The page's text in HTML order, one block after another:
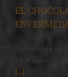
EL
El chocolate
85 % de cacao
[...]